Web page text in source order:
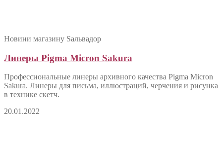
Новини магазину Sальвадор
Линеры Pigma Micron Sakura
Профессиональные линеры архивного качества Pigma Micron
Sakura. Линеры для письма, иллюстраций, черчения и рисунка
в технике скетч.
20.01.2022